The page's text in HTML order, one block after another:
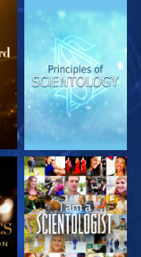
DÉCOUVRIR LES
SÉRIES
REGARDER